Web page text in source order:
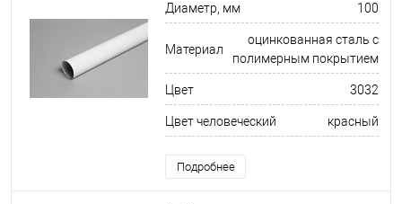
Диаметр, мм 100
Материал
оцинкованная сталь с
полимерным покрытием
Цвет 3032
Цвет человеческий красный
Подробнее